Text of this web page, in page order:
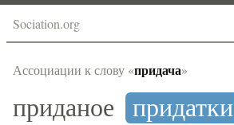
Sociation.org
Ассоциации к слову «придача»
приданое придатки